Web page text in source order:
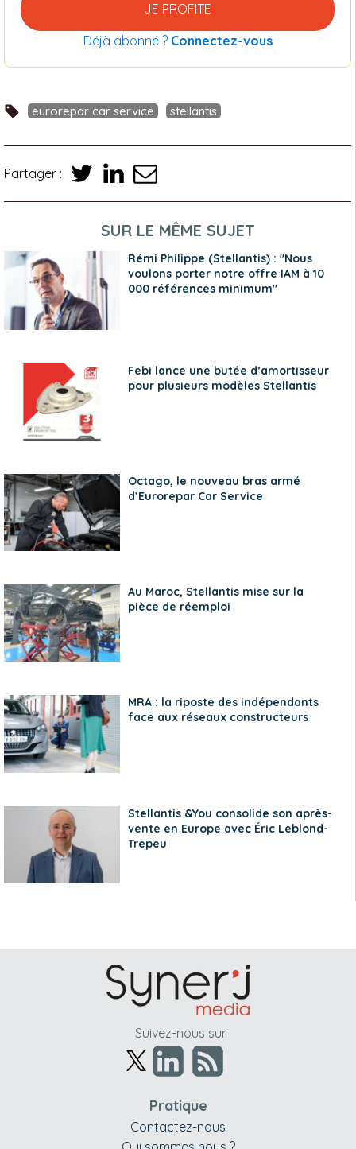
JE PROFITE
Déjà abonné ? Connectez-vous
eurorepar car service stellantis
Partager :
SUR LE MÊME SUJET
Rémi Philippe (Stellantis) : "Nous
voulons porter notre offre IAM à 10
000 références minimum"
Febi lance une butée d’amortisseur
pour plusieurs modèles Stellantis
Octago, le nouveau bras armé
d’Eurorepar Car Service
Au Maroc, Stellantis mise sur la
pièce de réemploi
MRA : la riposte des indépendants
face aux réseaux constructeurs
Stellantis &You consolide son après-
vente en Europe avec Éric Leblond-
Trepeu
Suivez-nous sur
Pratique
Contactez-nous